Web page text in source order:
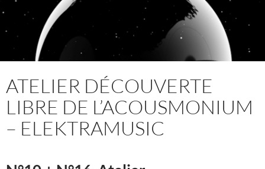
ATELIER DÉCOUVERTE
LIBRE DE L’ACOUSMONIUM
– ELEKTRAMUSIC